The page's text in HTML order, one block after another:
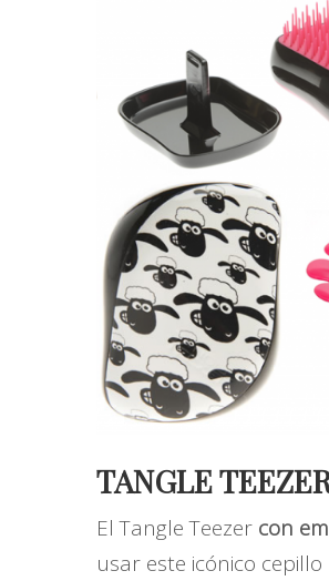
TANGLE
El Tangle Teezer con
usar este icónico